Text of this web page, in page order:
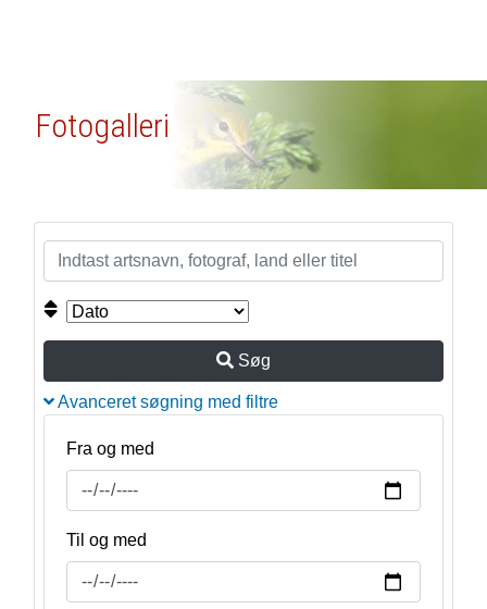
Fotogalleri
Søg
Avanceret søgning med filtre
Fra og med
Til og med